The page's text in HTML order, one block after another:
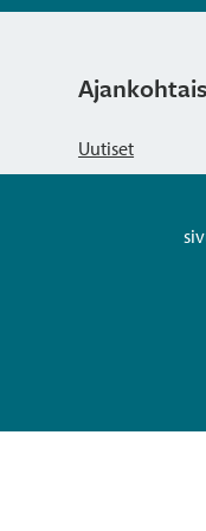
Uutiset